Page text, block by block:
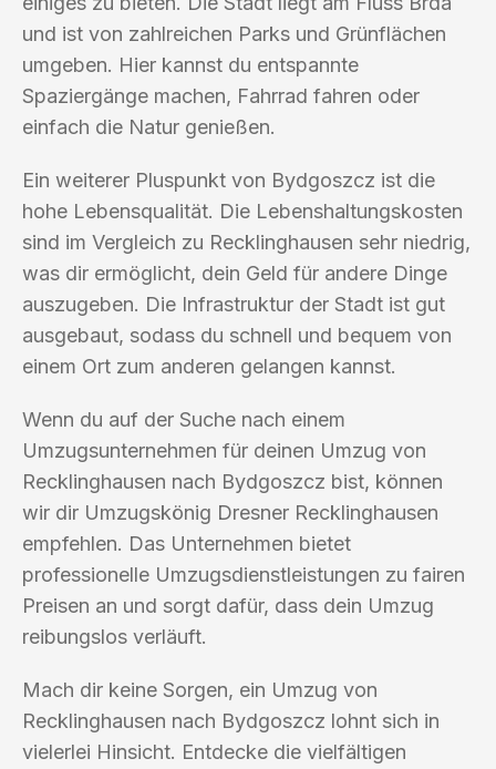
und ist von zahlreichen Parks und Grünflächen
umgeben. Hier kannst du entspannte
Spaziergänge machen, Fahrrad fahren oder
einfach die Natur genießen.
Ein weiterer Pluspunkt von Bydgoszcz ist die
hohe Lebensqualität. Die Lebenshaltungskosten
sind im Vergleich zu Recklinghausen sehr niedrig,
was dir ermöglicht, dein Geld für andere Dinge
auszugeben. Die Infrastruktur der Stadt ist gut
ausgebaut, sodass du schnell und bequem von
einem Ort zum anderen gelangen kannst.
Wenn du auf der Suche nach einem
Umzugsunternehmen für deinen Umzug von
Recklinghausen nach Bydgoszcz bist, können
wir dir Umzugskönig Dresner Recklinghausen
empfehlen. Das Unternehmen bietet
professionelle Umzugsdienstleistungen zu fairen
Preisen an und sorgt dafür, dass dein Umzug
reibungslos verläuft.
Mach dir keine Sorgen, ein Umzug von
Recklinghausen nach Bydgoszcz lohnt sich in
vielerlei Hinsicht. Entdecke die vielfältigen